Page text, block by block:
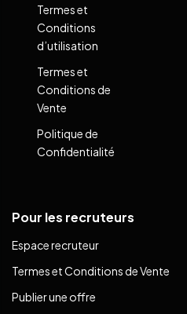
Termes et
Conditions
d’utilisation
Termes et
Conditions de
Vente
Politique de
Confidentialité
Pour les recruteurs
Espace recruteur
Termes et Conditions de Vente
Publier une offre